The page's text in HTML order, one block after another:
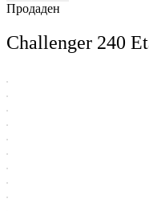
Продаден
Challenger 240